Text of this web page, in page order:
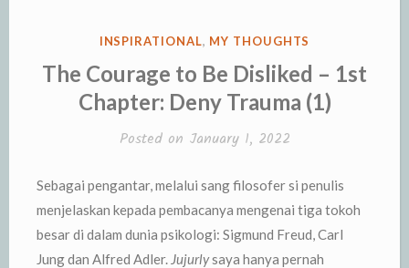
POSTED
INSPIRATIONAL, MY THOUGHTS
The Courage to Be Disliked – 1st
Chapter: Deny Trauma (1)
Posted on January 1, 2022
Sebagai pengantar, melalui sang filosofer si penulis
menjelaskan kepada pembacanya mengenai tiga tokoh
besar di dalam dunia psikologi: Sigmund Freud, Carl
Jung dan Alfred Adler. Jujurlysaya hanya pernah